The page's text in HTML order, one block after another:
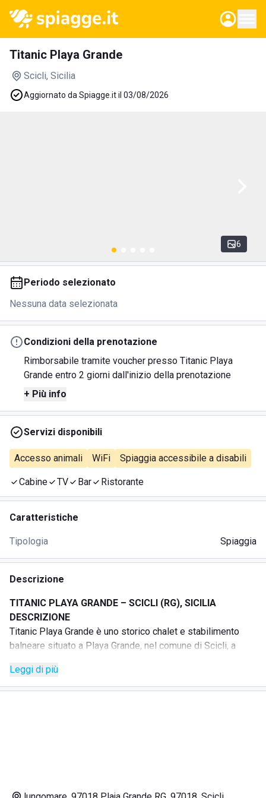
Titanic Playa Grande
Scicli, Sicilia
Aggiornato da Spiagge.it il 03/08/2026
6
Periodo selezionato
Nessuna data selezionata
Condizioni della prenotazione
Rimborsabile tramite voucher presso Titanic Playa
Grande entro 2 giorni dall'inizio della prenotazione
+ Più info
Servizi disponibili
Accesso animali WiFi Spiaggia accessibile a disabili
Cabine TV Bar Ristorante
Caratteristiche
Tipologia Spiaggia
Descrizione
TITANIC PLAYA GRANDE – SCICLI (RG), SICILIA
DESCRIZIONE
Titanic Playa Grande è uno storico chalet e stabilimento
balneare situato a Playa Grande, nel comune di Scicli, a
Nato nel 1997, Titanic è un luogo dove gusto, eleganza e
mare si incontrano in una cornice fronte mare, tra canneti e
Leggi di più